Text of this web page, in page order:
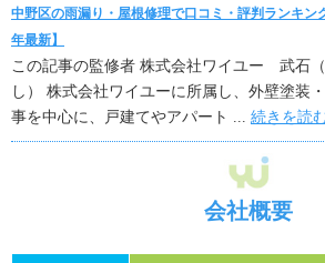
中野区の雨漏り・屋根修理で口コミ・評判ランキン
年最新】
この記事の監修者 株式会社ワイユー 武石
し） 株式会社ワイユーに所属し、外壁塗装
事を中心に、戸建てやアパート ... 続きを読
会社概要